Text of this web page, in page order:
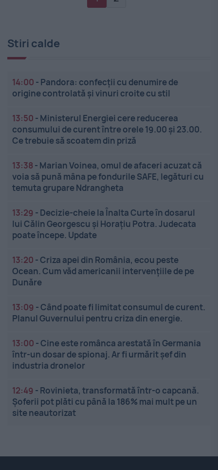
Stiri calde
14:00 - Pandora: confecții cu denumire de
origine controlată și vinuri croite cu stil
13:50 - Ministerul Energiei cere reducerea
consumului de curent între orele 19.00 și 23.00.
Ce trebuie să scoatem din priză
13:38 - Marian Voinea, omul de afaceri acuzat că
voia să pună mâna pe fondurile SAFE, legături cu
temuta grupare Ndrangheta
13:29 - Decizie-cheie la Înalta Curte în dosarul
lui Călin Georgescu și Horațiu Potra. Judecata
poate începe. Update
13:20 -Criza apei din România, ecou peste
Ocean. Cum văd americanii intervențiile de pe
Dunăre
13:09 -Când poate fi limitat consumul de curent.
Planul Guvernului pentru criza din energie.
13:00 -Cine este românca arestată în Germania
într-un dosar de spionaj. Ar fi urmărit șef din
industria dronelor
12:49 - Rovinieta, transformată într-o capcană.
Șoferii pot plăti cu până la 186% mai mult pe un
site neautorizat